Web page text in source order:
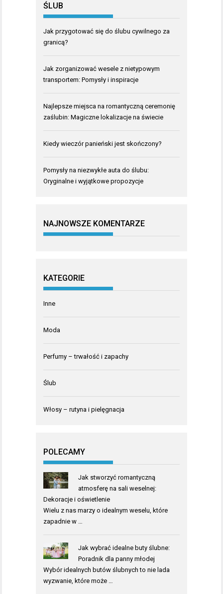
ŚLUB
Jak przygotować się do ślubu cywilnego za
granicą?
Jak zorganizować wesele z nietypowym
transportem: Pomysły i inspiracje
Najlepsze miejsca na romantyczną ceremonię
zaślubin: Magiczne lokalizacje na świecie
Kiedy wieczór panieński jest skończony?
Pomysły na niezwykłe auta do ślubu:
Oryginalne i wyjątkowe propozycje
NAJNOWSZE KOMENTARZE
KATEGORIE
Inne
Moda
Perfumy – trwałość i zapachy
Ślub
Włosy – rutyna i pielęgnacja
POLECAMY
Jak stworzyć romantyczną
atmosferę na sali weselnej:
Dekoracje i oświetlenie
Wielu z nas marzy o idealnym weselu, które
zapadnie w …
Jak wybrać idealne buty ślubne:
Poradnik dla panny młodej
Wybór idealnych butów ślubnych to nie lada
wyzwanie, które może …